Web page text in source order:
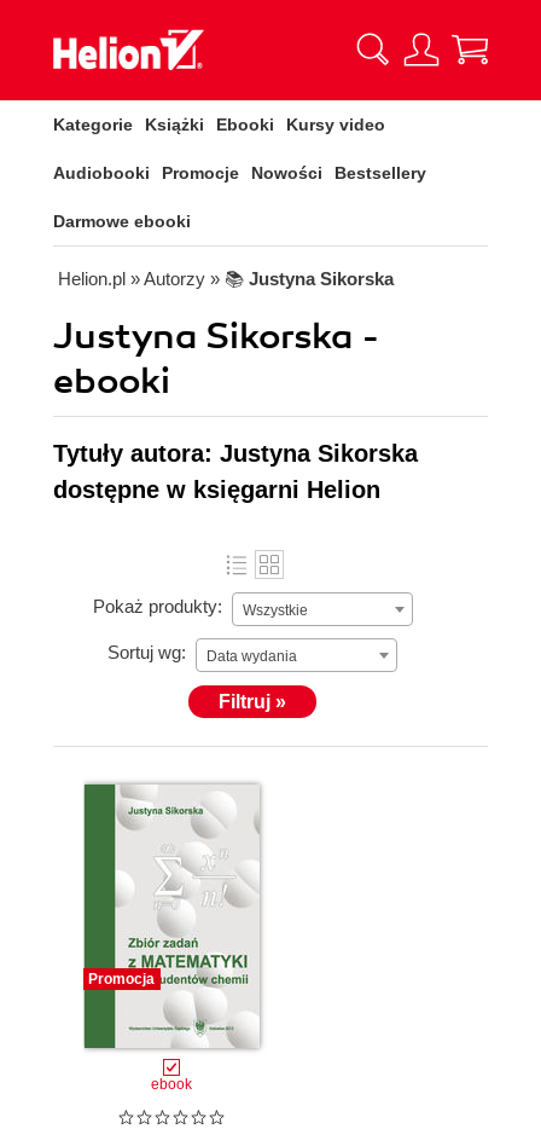
Kategorie Książki Ebooki Kursy video
Audiobooki Promocje Nowości Bestsellery
Darmowe ebooki
Helion.pl » Autorzy » 📚 Justyna Sikorska
Justyna Sikorska -
ebooki
Tytuły autora: Justyna Sikorska
dostępne w księgarni Helion
Pokaż produkty: Wszystkie
Sortuj wg: Data wydania
Filtruj »
Promocja
ebook